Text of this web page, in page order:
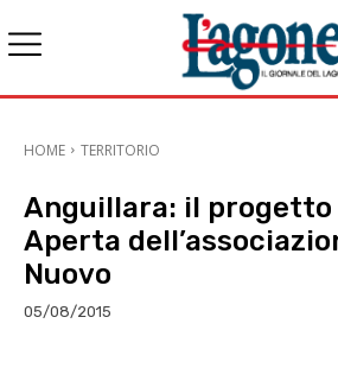
HOME TERRITORIO
Anguillara: il progetto
Aperta
Nuovo
05/08/2015